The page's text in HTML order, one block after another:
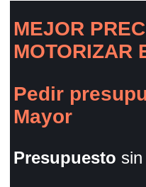
MEJOR
MOTORIZAR
Pedir
Mayor
Presupuesto